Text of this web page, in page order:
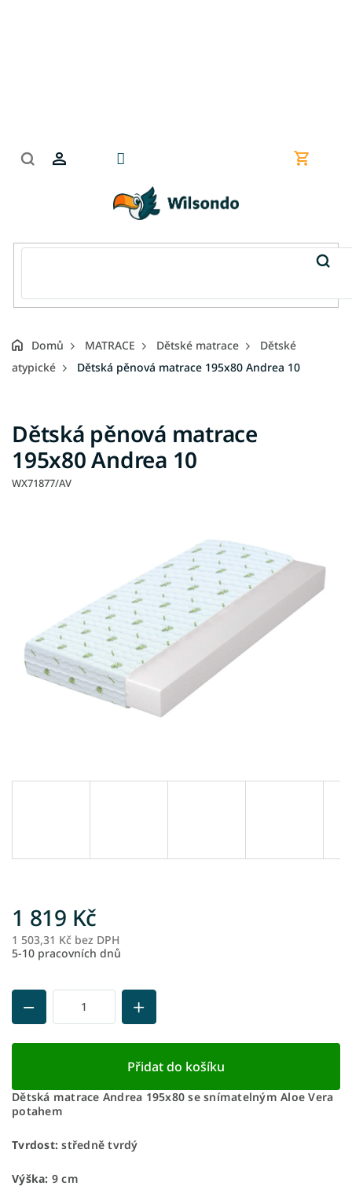
Nákupní
Domů MATRACE Dětské matrace
Dětské
atypické
Dětská pěnová matrace 195x80 Andrea 10
Dětská pěnová matrace
195x80 Andrea 10
WX71877/AV
1 819 Kč
1 503,31 Kč bez DPH
5-10 pracovních dnů
Přidat do košíku
Dětská matrace Andrea 195x80 se snímatelným Aloe Vera
potahem
Tvrdost: středně tvrdý
Výška: 9 cm